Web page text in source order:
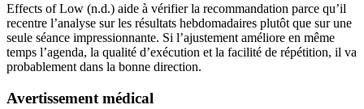
Effects of Low (n.d.) aide à vérifier la recommandation parce qu’il
recentre l’analyse sur les résultats hebdomadaires plutôt que sur une
seule séance impressionnante. Si l’ajustement améliore en même
temps l’agenda, la qualité d’exécution et la facilité de répétition, il va
probablement dans la bonne direction.
Avertissement médical